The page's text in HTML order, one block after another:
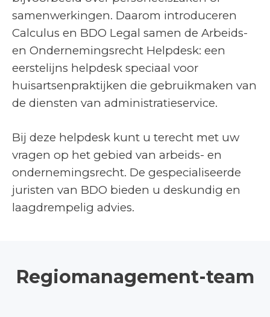
samenwerkingen. Daarom introduceren
Calculus en BDO Legal samen de Arbeids-
en Ondernemingsrecht Helpdesk: een
eerstelijns helpdesk speciaal voor
huisartsenpraktijken die gebruikmaken van
de diensten van administratieservice.
Bij deze helpdesk kunt u terecht met uw
vragen op het gebied van arbeids- en
ondernemingsrecht. De gespecialiseerde
juristen van BDO bieden u deskundig en
laagdrempelig advies.
Regiomanagement-team